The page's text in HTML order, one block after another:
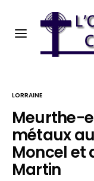
LORRAINE
Meurthe-
métaux
Moncel et
Martin